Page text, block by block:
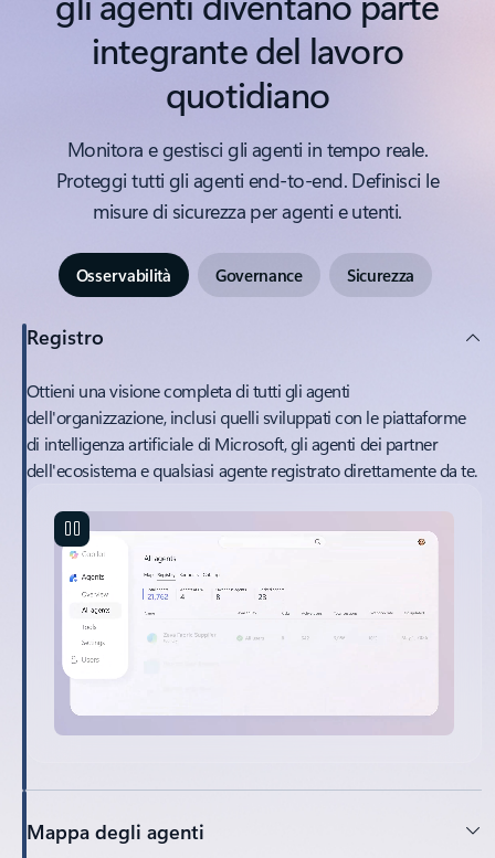
integrante del lavoro
quotidiano
Monitora e gestisci gli agenti in tempo reale.
Proteggi tutti gli agenti end-to-end. Definisci le
misure di sicurezza per agenti e utenti.
Osservabilità Governance Sicurezza
Registro
Ottieni una visione completa di tutti gli agenti
dell'organizzazione, inclusi quelli sviluppati con le piattaforme
di intelligenza artificiale di Microsoft, gli agenti dei partner
dell'ecosistema e qualsiasi agente registrato direttamente da te.
Mappa degli agenti